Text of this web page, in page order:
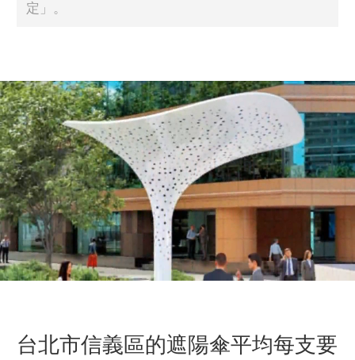
定」。
台北市信義區的遮陽傘平均每支要